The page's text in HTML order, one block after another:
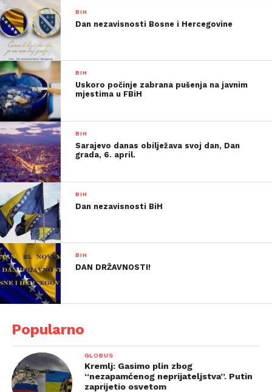
BIH
Dan nezavisnosti Bosne i Hercegovine
BIH
Uskoro počinje zabrana pušenja na javnim
mjestima u FBiH
BIH
Sarajevo danas obilježava svoj dan, Dan
grada, 6. april.
BIH
Dan nezavisnosti BiH
BIH
DAN DRŽAVNOSTI!
Popularno
GLOBUS
Kremlj: Gasimo plin zbog
“nezapamćenog neprijateljstva”. Putin
zaprijetio osvetom